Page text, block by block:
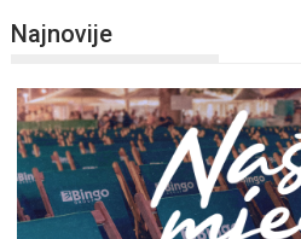
Najnovije